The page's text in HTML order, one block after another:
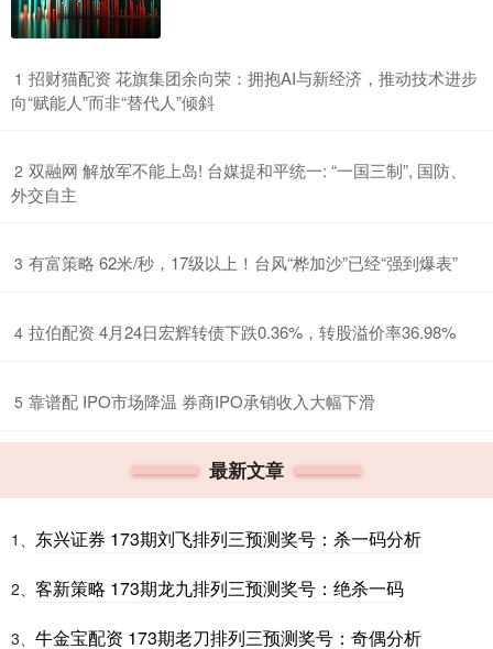
1 ​招财猫配资 花旗集团余向荣：拥抱AI与新经济，推动技术进步
向“赋能人”而非“替代人”倾斜
2 ​双融网 解放军不能上岛! 台媒提和平统一: “一国三制”, 国防、
外交自主
3 ​有富策略 62米/秒，17级以上！台风“桦加沙”已经“强到爆表”
4 ​拉伯配资 4月24日宏辉转债下跌0.36%，转股溢价率36.98%
5 ​靠谱配 IPO市场降温 券商IPO承销收入大幅下滑
最新文章
1、 东兴证券 173期刘飞排列三预测奖号：杀一码分析
2、 客新策略 173期龙九排列三预测奖号：绝杀一码
3、 牛金宝配资 173期老刀排列三预测奖号：奇偶分析